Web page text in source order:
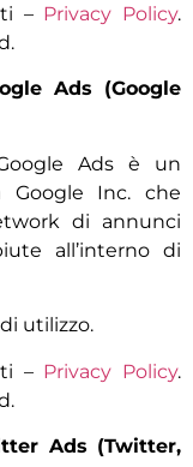
– Privacy Policy.
Ads (Google
Ads è un
Google Inc. che
di annunci
all’interno di
utilizzo.
– Privacy Policy.
Ads (Twitter,